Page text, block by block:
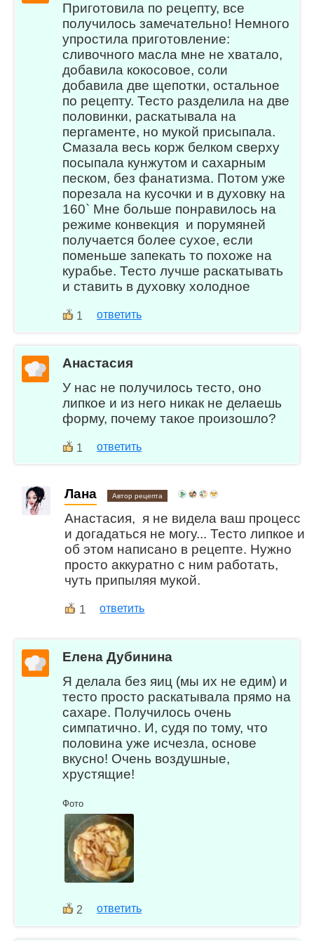
Приготовила по рецепту, все
получилось замечательно! Немного
упростила приготовление:
сливочного масла мне не хватало,
добавила кокосовое, соли
добавила две щепотки, остальное
по рецепту. Тесто разделила на две
половинки, раскатывала на
пергаменте, но мукой присыпала.
Смазала весь корж белком сверху
посыпала кунжутом и сахарным
песком, без фанатизма. Потом уже
порезала на кусочки и в духовку на
160` Мне больше понравилось на
режиме конвекция и порумяней
получается более сухое, если
поменьше запекать то похоже на
курабье. Тесто лучше раскатывать
и ставить в духовку холодное
1 ответить
Анастасия
У нас не получилось тесто, оно
липкое и из него никак не делаешь
форму, почему такое произошло?
1 ответить
Лана Автор рецепта
Анастасия, я не видела ваш процесс
и догадаться не могу... Тесто липкое и
об этом написано в рецепте. Нужно
просто аккуратно с ним работать,
чуть припыляя мукой.
1 ответить
Елена Дубинина
Я делала без яиц (мы их не едим) и
тесто просто раскатывала прямо на
сахаре. Получилось очень
симпатично. И, судя по тому, что
половина уже исчезла, основе
вкусно! Очень воздушные,
хрустящие!
Фото
2 ответить